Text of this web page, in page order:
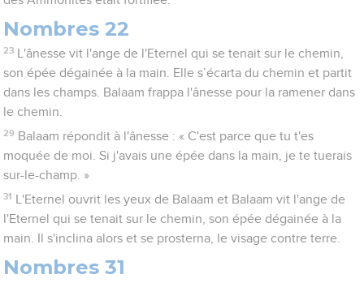
Nombres 22
23
L'ânesse vit l'ange de l'Eternel qui se tenait sur le chemin,
son épée dégainée à la main. Elle s’écarta du chemin et partit
dans les champs. Balaam frappa l'ânesse pour la ramener dans
le chemin.
29 Balaam répondit à l'ânesse : « C'est parce que tu t'es
moquée de moi. Si j'avais une épée dans la main, je te tuerais
sur-le-champ. »
31
L'Eternel ouvrit les yeux de Balaam et Balaam vit l'ange de
l'Eternel qui se tenait sur le chemin, son épée dégainée à la
main. Il s'inclina alors et se prosterna, le visage contre terre.
Nombres 31